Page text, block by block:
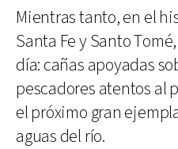
Mientras tanto, en el
Santa Fe y Santo
día: cañas apoyadas
pescadores atentos al
el próximo gran
aguas del río.